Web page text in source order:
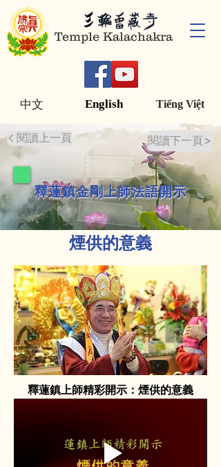
Temple Kalachakra
English Tiếng Việt
中文
閱讀上一頁 閱讀下一頁
釋蓮鎮金剛上師法語開示
煙供的意義
釋蓮鎮上師精彩開示：煙供的意義